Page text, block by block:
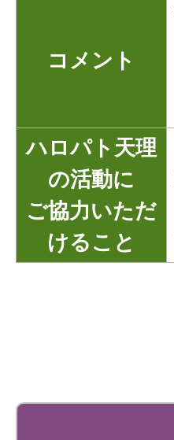
コメント
ハロパト天理
の活動に
ご協力いただ
けること